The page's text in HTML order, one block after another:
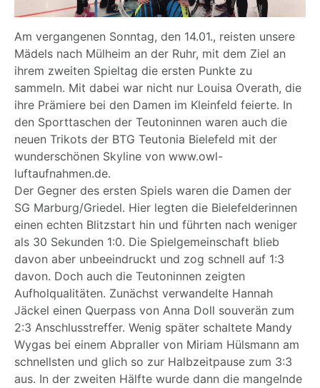
Am vergangenen Sonntag, den 14.01., reisten unsere
Mädels nach Mülheim an der Ruhr, mit dem Ziel an
ihrem zweiten Spieltag die ersten Punkte zu
sammeln. Mit dabei war nicht nur Louisa Overath, die
ihre Prämiere bei den Damen im Kleinfeld feierte. In
den Sporttaschen der Teutoninnen waren auch die
neuen Trikots der BTG Teutonia Bielefeld mit der
wunderschönen Skyline von www.owl-
luftaufnahmen.de.
Der Gegner des ersten Spiels waren die Damen der
SG Marburg/Griedel. Hier legten die Bielefelderinnen
einen echten Blitzstart hin und führten nach weniger
als 30 Sekunden 1:0. Die Spielgemeinschaft blieb
davon aber unbeeindruckt und zog schnell auf 1:3
davon. Doch auch die Teutoninnen zeigten
Aufholqualitäten. Zunächst verwandelte Hannah
Jäckel einen Querpass von Anna Doll souverän zum
2:3 Anschlusstreffer. Wenig später schaltete Mandy
Wygas bei einem Abpraller von Miriam Hülsmann am
schnellsten und glich so zur Halbzeitpause zum 3:3
aus. In der zweiten Hälfte wurde dann die mangelnde